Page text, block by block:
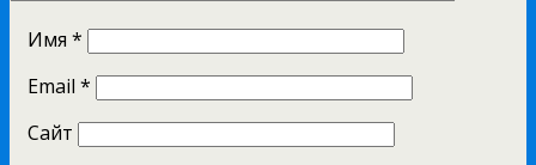
Имя *
Email *
Сайт